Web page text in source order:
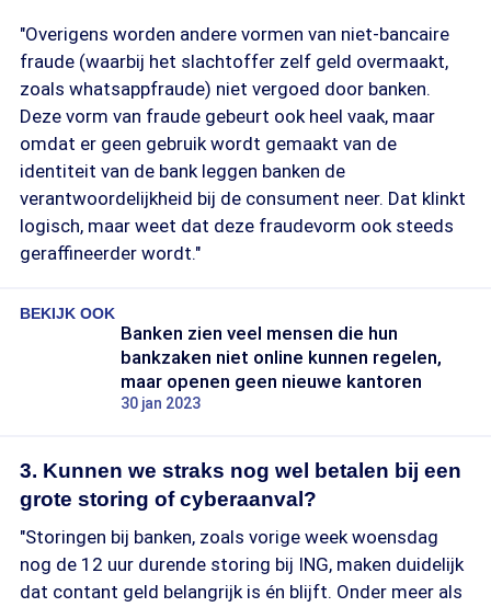
"Overigens worden andere vormen van niet-bancaire
fraude (waarbij het slachtoffer zelf geld overmaakt,
zoals whatsappfraude) niet vergoed door banken.
Deze vorm van fraude gebeurt ook heel vaak, maar
omdat er geen gebruik wordt gemaakt van de
identiteit van de bank leggen banken de
verantwoordelijkheid bij de consument neer. Dat klinkt
logisch, maar weet dat deze fraudevorm ook steeds
geraffineerder wordt."
BEKIJK OOK
Banken zien veel mensen die hun
bankzaken niet online kunnen regelen,
maar openen geen nieuwe kantoren
30 jan 2023
3. Kunnen we straks nog wel betalen bij een
grote storing of cyberaanval?
"Storingen bij banken, zoals vorige week woensdag
nog de 12 uur durende storing bij ING, maken duidelijk
dat contant geld belangrijk is én blijft. Onder meer als